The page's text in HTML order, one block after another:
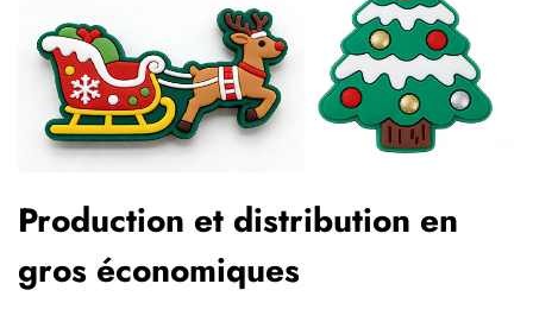
Production et distribution en
gros économiques